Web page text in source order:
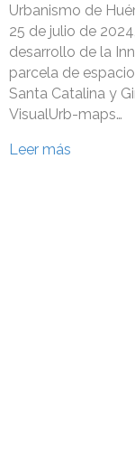
Urbanismo de
25 de julio de
desarrollo de la
parcela de
Santa Catalina y
VisualUrb-maps…
Leer más